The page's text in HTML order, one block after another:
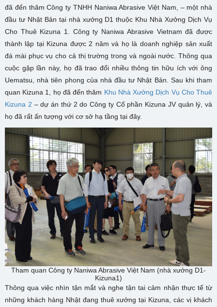
đã đến thăm Công ty TNHH Naniwa Abrasive Việt Nam, – một nhà
đầu tư Nhật Bản tại nhà xưởng D1 thuộc Khu Nhà Xưởng Dịch Vụ
Cho Thuê Kizuna 1. Công ty Naniwa Abrasive Vietnam đã được
thành lập tại Kizuna được 2 năm và họ là doanh nghiệp sản xuất
đá mài phục vụ cho cả thị trường trong và ngoài nước. Thông qua
cuộc gặp lần này, họ đã trao đổi nhiều thông tin hữu ích với ông
Uematsu, nhà tiên phong của nhà đầu tư Nhật Bản. Sau khi tham
quan Kizuna 1, họ đã đến thăm Khu Nhà Xưởng Dịch Vụ Cho Thuê
Kizuna 2 – dự án thứ 2 do Công ty Cổ phần Kizuna JV quản lý, và
họ đã rất ấn tượng với cơ sở hạ tầng tại đây.
Tham quan Công ty Naniwa Abrasive Việt Nam (nhà xưởng D1-
Kizuna1)
Thông qua việc nhìn tận mắt và nghe tận tai cảm nhận thực tế từ
những khách hàng Nhật đang thuê xưởng tại Kizuna, các vị khách